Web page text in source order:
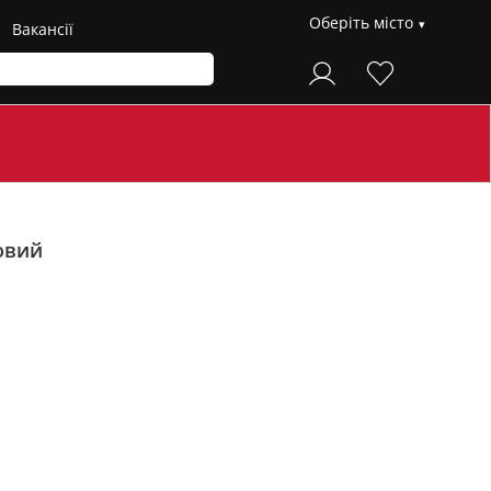
Вакансії Оберіть місто